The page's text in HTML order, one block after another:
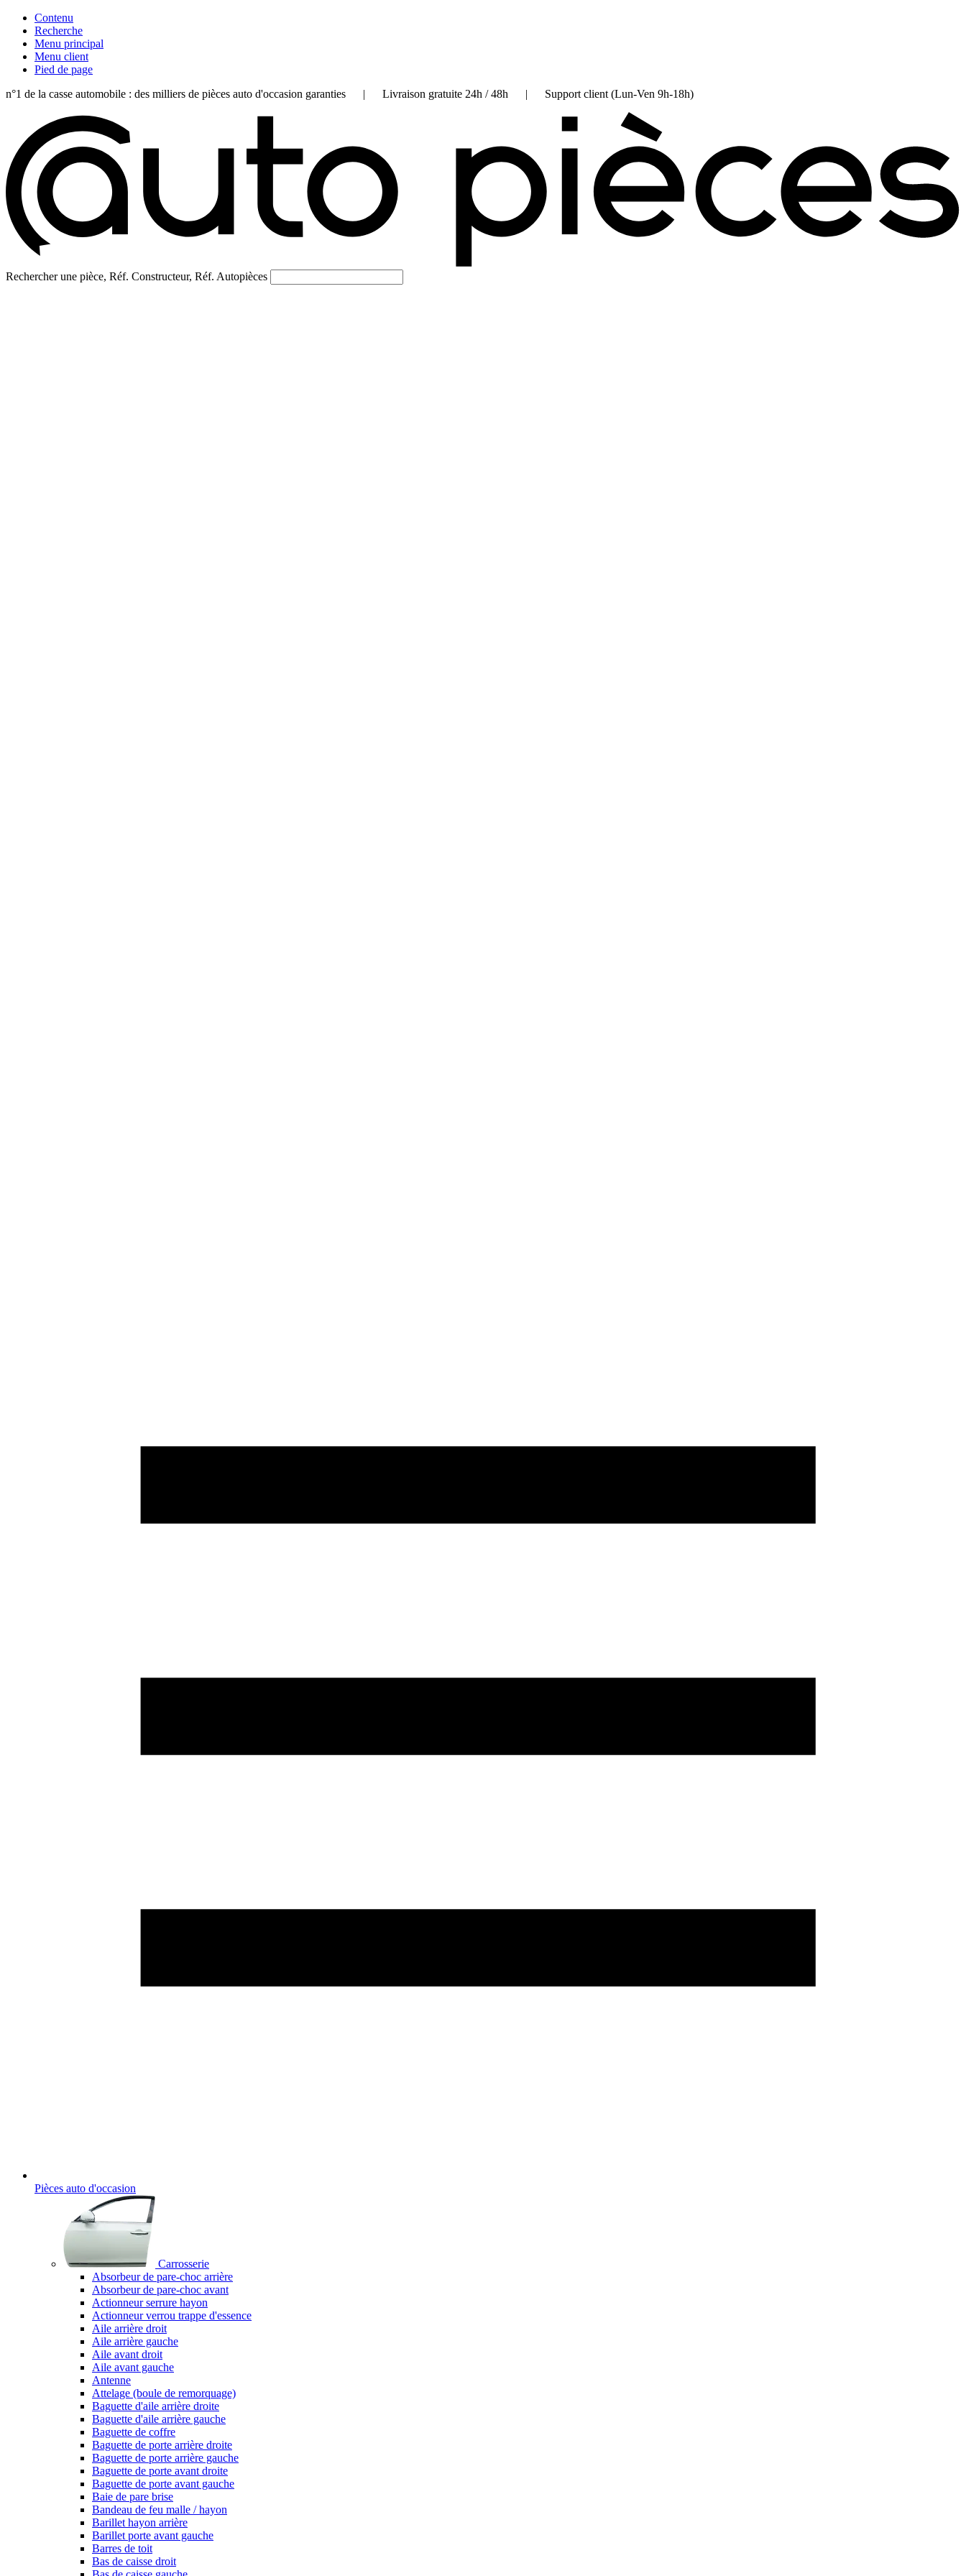
Contenu
Recherche
Menu principal
Menu client
Pied de page
n°1 de la casse automobile : des milliers de pièces auto d'occasion garanties | Livraison gratuite 24h / 48h | Support client (Lun-Ven 9h-18h)
Rechercher une pièce, Réf. Constructeur, Réf. Autopièces
Pièces auto d'occasion
Carrosserie
Absorbeur de pare-choc arrière
Absorbeur de pare-choc avant
Actionneur serrure hayon
Actionneur verrou trappe d'essence
Aile arrière droit
Aile arrière gauche
Aile avant droit
Aile avant gauche
Antenne
Attelage (boule de remorquage)
Baguette d'aile arrière droite
Baguette d'aile arrière gauche
Baguette de coffre
Baguette de porte arrière droite
Baguette de porte arrière gauche
Baguette de porte avant droite
Baguette de porte avant gauche
Baie de pare brise
Bandeau de feu malle / hayon
Barillet hayon arrière
Barillet porte avant gauche
Barres de toit
Bas de caisse droit